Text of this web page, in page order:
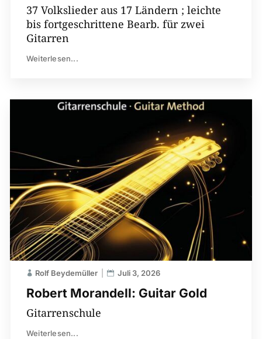
37 Volkslieder aus 17 Ländern ; leichte
bis fortgeschrittene Bearb. für zwei
Gitarren
Weiterlesen...
Robert Morandell: Guitar Gold
Rolf Beydemüller Juli 3, 2026
Gitarrenschule
Weiterlesen...